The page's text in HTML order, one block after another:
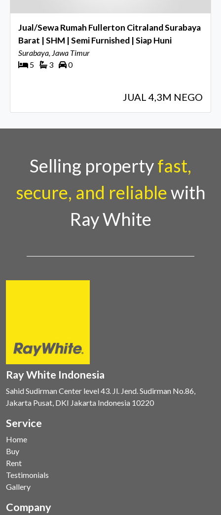
Jual/Sewa Rumah Fullerton Citraland Surabaya
Barat | SHM | Semi Furnished | Siap Huni
Surabaya, Jawa Timur
5
3 0
JUAL 4,3M NEGO
Selling propertyfast,
secure, and reliablewith
Ray White
Ray White Indonesia
Sahid Sudirman Center level 43. Jl. Jend. Sudirman No.86,
Jakarta Pusat, DKI Jakarta Indonesia 10220
Service
Home
Buy
Rent
Testimonials
Gallery
Company